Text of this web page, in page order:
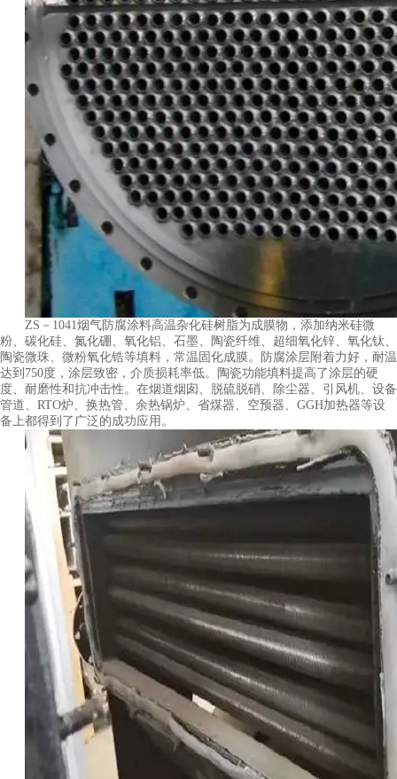
ZS－1041烟气防腐涂料高温杂化硅树脂为成膜物，添加纳米硅微
粉、碳化硅、氮化硼、氧化铝、石墨、陶瓷纤维、超细氧化锌、氧化钛、
陶瓷微珠、微粉氧化锆等填料，常温固化成膜。防腐涂层附着力好，耐温
达到750度，涂层致密，介质损耗率低。陶瓷功能填料提高了涂层的硬
度、耐磨性和抗冲击性。在烟道烟囱、脱硫脱硝、除尘器、引风机、设备
管道、RTO炉、换热管、余热锅炉、省煤器、空预器、GGH加热器等设
备上都得到了广泛的成功应用。